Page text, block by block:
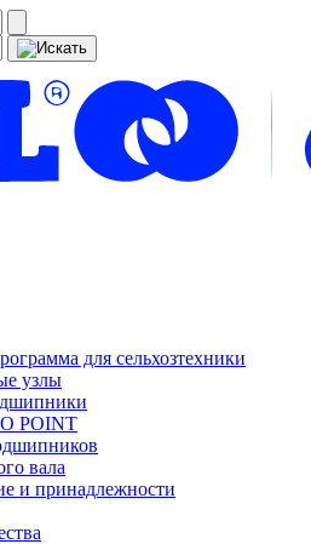
для сельхозтехники
узлы
POINT
вала
и принадлежности